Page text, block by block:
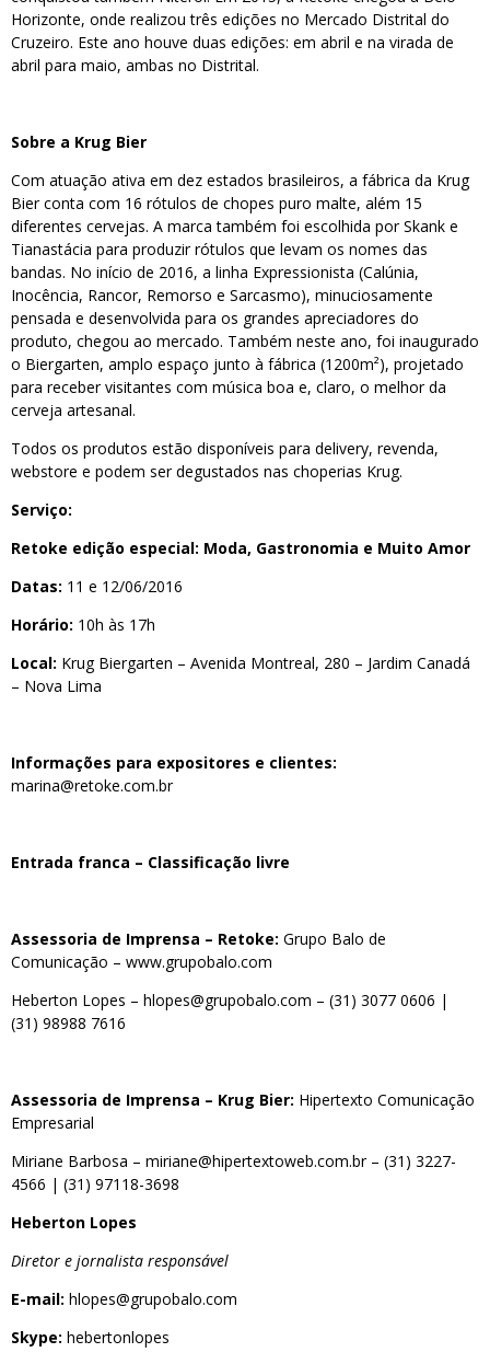
Horizonte, onde realizou três edições no Mercado Distrital do
Cruzeiro. Este ano houve duas edições: em abril e na virada de
abril para maio, ambas no Distrital.
Sobre a Krug Bier
Com atuação ativa em dez estados brasileiros, a fábrica da Krug
Bier conta com 16 rótulos de chopes puro malte, além 15
diferentes cervejas. A marca também foi escolhida por Skank e
Tianastácia para produzir rótulos que levam os nomes das
bandas. No início de 2016, a linha Expressionista (Calúnia,
Inocência, Rancor, Remorso e Sarcasmo), minuciosamente
pensada e desenvolvida para os grandes apreciadores do
produto, chegou ao mercado. Também neste ano, foi inaugurado
o Biergarten, amplo espaço junto à fábrica (1200m²), projetado
para receber visitantes com música boa e, claro, o melhor da
cerveja artesanal.
Todos os produtos estão disponíveis para delivery, revenda,
webstore e podem ser degustados nas choperias Krug.
Serviço:
Retoke edição especial: Moda, Gastronomia e Muito Amor
Datas: 11 e 12/06/2016
Horário: 10h às 17h
Local: Krug Biergarten – Avenida Montreal, 280 – Jardim Canadá
– Nova Lima
Informações para expositores e clientes:
marina@retoke.com.br
Entrada franca – Classificação livre
Assessoria de Imprensa – Retoke: Grupo Balo de
Comunicação – www.grupobalo.com
Heberton Lopes – hlopes@grupobalo.com – (31) 3077 0606 |
(31) 98988 7616
Assessoria de Imprensa – Krug Bier: Hipertexto Comunicação
Empresarial
Miriane Barbosa – miriane@hipertextoweb.com.br– (31) 3227-
4566 | (31) 97118-3698
Heberton Lopes
Diretor e jornalista responsável
E-mail: hlopes@grupobalo.com
Skype: hebertonlopes